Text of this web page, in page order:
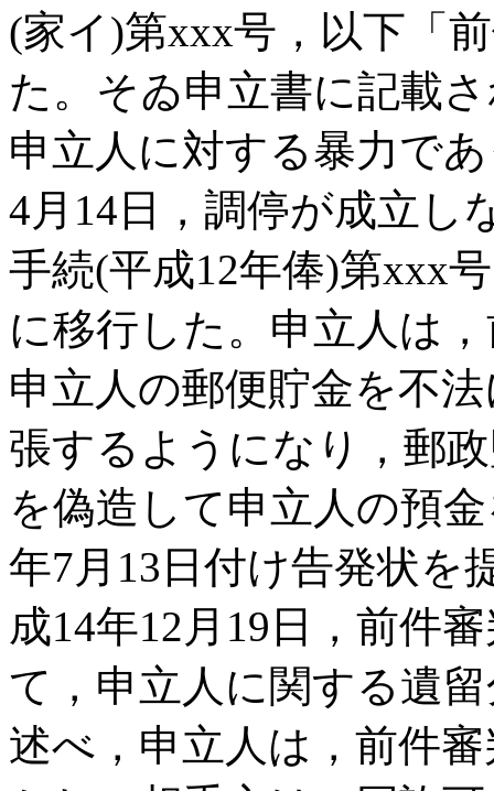
(家イ)第xxx号，以下「
た。そゐ申立書に記載
申立人に対する暴力で
4月14日，調停が成立し
手続(平成12年俸)第xxx
に移行した。申立人は
申立人の郵便貯金を不
張するようになり，郵
を偽造して申立人の預
年7月13日付け告発状を
成14年12月19日，前件
て，申立人に関する遺
述べ，申立人は，前件